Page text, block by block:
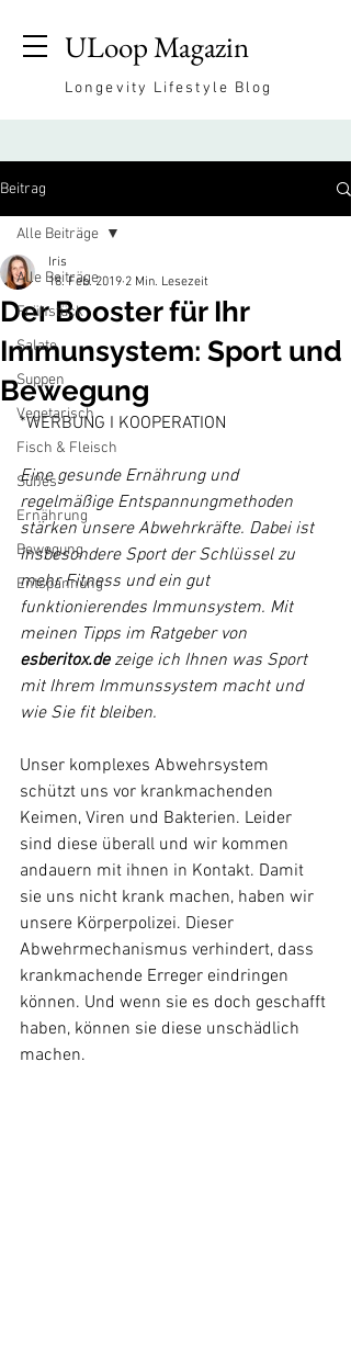
ULoop Magazin
Longevity Lifestyle Blog
Beitrag
Alle Beiträge
Frühstück
Salate
Suppen
Vegetarisch
Fisch & Fleisch
Süßes
Ernährung
Bewegung
Entspannung
Alle Beiträge
Der Booster für Ihr
Immunsystem: Sport und
Bewegung
Iris
18. Feb. 2019 2 Min. Lesezeit
*WERBUNG I KOOPERATION
Eine gesunde Ernährung und
regelmäßige Entspannungmethoden
stärken unsere Abwehrkräfte. Dabei ist
insbesondere Sport der Schlüssel zu
mehr Fitness und ein gut
funktionierendes Immunsystem. Mit
meinen Tipps im Ratgeber von
esberitox.de zeige ich Ihnen was Sport
mit Ihrem Immunssystem macht und
wie Sie fit bleiben.
Unser komplexes Abwehrsystem
schützt uns vor krankmachenden
Keimen, Viren und Bakterien. Leider
sind diese überall und wir kommen
andauern mit ihnen in Kontakt. Damit
sie uns nicht krank machen, haben wir
unsere Körperpolizei. Dieser
Abwehrmechanismus verhindert, dass
krankmachende Erreger eindringen
können. Und wenn sie es doch geschafft
haben, können sie diese unschädlich
machen.